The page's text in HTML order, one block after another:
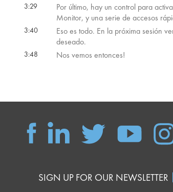
3:29
Por último, hay un control para
Monitor, y una serie de accesos
3:40
Eso es todo. En la próxima sesión
deseado.
3:48 Nos vemos entonces!
SIGN UP FOR OUR NEWSLETTER